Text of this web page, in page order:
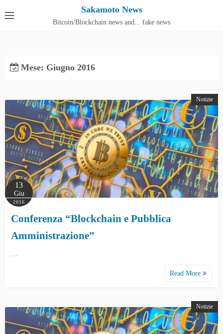
Sakamoto News
Bitcoin/Blockchain news and... fake news
Mese: Giugno 2016
Notizie
13
Giu
2016
Conferenza “Blockchain e Pubblica
Amministrazione”
…
Read More
Notizie